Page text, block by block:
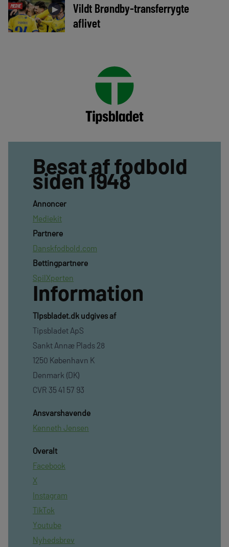
MEDIE ►
Vildt Brøndby-transferrygte
aflivet
Besat af fodbold
siden 1948
Annoncer
Mediekit
Partnere
Danskfodbold.com
Bettingpartnere
SpilXperten
Information
TIpsbladet.dk udgives af
Tipsbladet ApS
Sankt Annæ Plads 28
1250 København K
Denmark (DK)
CVR 35 41 57 93
Ansvarshavende
Kenneth Jensen
Overalt
Facebook
X
Instagram
TikTok
Youtube
Nyhedsbrev